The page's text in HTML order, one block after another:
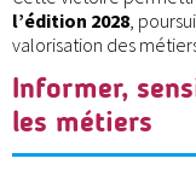
l’édition 2028,
valorisation des
Informer,
les métiers